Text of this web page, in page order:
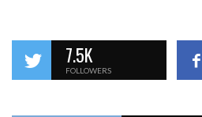
7.5K
FOLLOWERS